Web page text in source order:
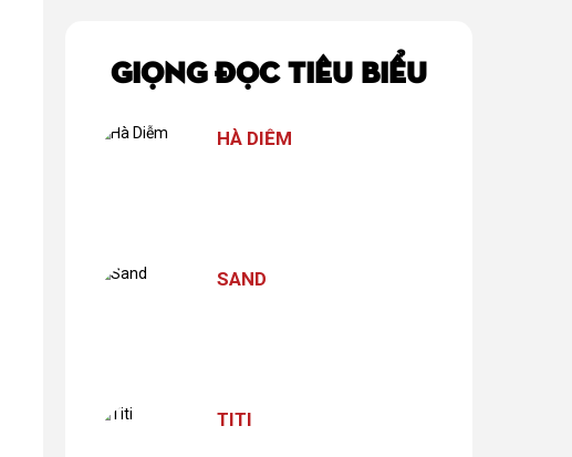
GIỌNG ĐỌC TIÊU BIỂU
HÀ DIỄM
SAND
TITI